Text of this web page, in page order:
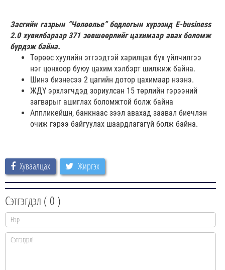
Засгийн газрын “Чөлөөлье” бодлогын хүрээнд E-business
2.0 хувилбараар 371 зөвшөөрлийг цахимаар авах боломж
бүрдэж байна.
Төрөөс хуулийн этгээдтэй харилцах бүх үйлчилгээ
нэг цонхоор буюу цахим хэлбэрт шилжиж байна.
Шинэ бизнесээ 2 цагийн дотор цахимаар нээнэ.
ЖДҮ эрхлэгчдэд зориулсан 15 төрлийн гэрээний
загварыг ашиглах боломжтой болж байна
Аппликейшн, банкнаас зээл авахад заавал биечлэн
очиж гэрээ байгуулах шаардлагагүй болж байна.
Хуваалцах Жиргэх
Сэтгэгдэл ( 0 )